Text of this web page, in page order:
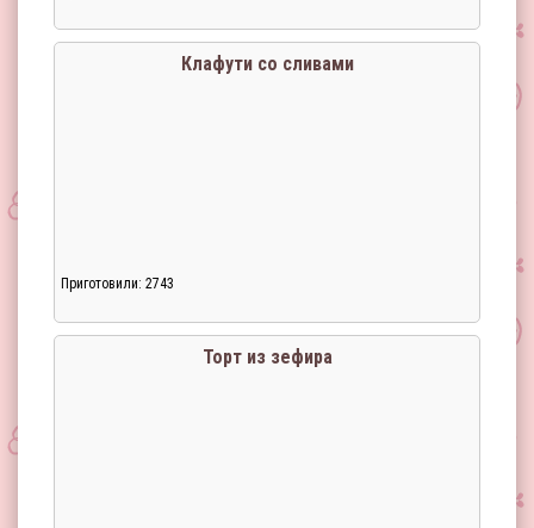
Клафути со сливами
Приготовили: 2743
Торт из зефира